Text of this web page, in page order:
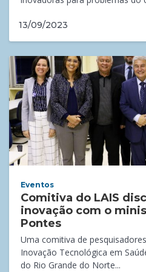
13/09/2023
Eventos
Comitiva do LAIS
inovação com o
Pontes
Uma comitiva de
Inovação Tecnológica em
do Rio Grande do Norte...